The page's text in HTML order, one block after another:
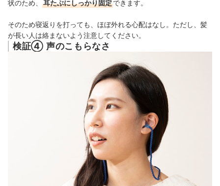
状のため、
耳たぶにしっかり固定できます。
そのため寝返りを打っても、ほぼ外れる心配はなし。ただし、髪
が長い人は絡まないよう注意してください。
検証④ 声のこもらなさ